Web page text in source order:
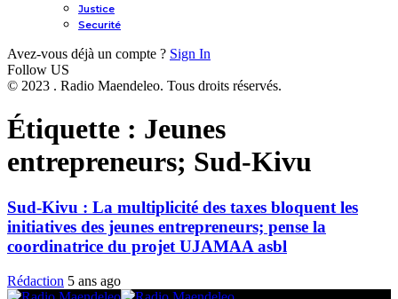
Justice
Securité
Avez-vous déjà un compte ? Sign In
Follow US
© 2023 . Radio Maendeleo. Tous droits réservés.
Étiquette : Jeunes
entrepreneurs; Sud-Kivu
Sud-Kivu : La multiplicité des taxes bloquent les
initiatives des jeunes entrepreneurs; pense la
coordinatrice du projet UJAMAA asbl
Rédaction 5 ans ago